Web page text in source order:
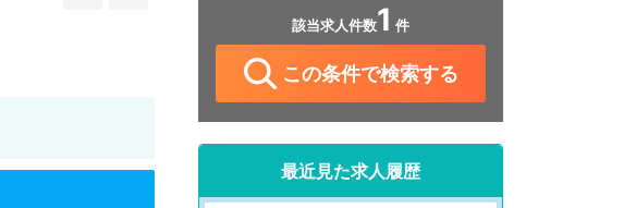
該当求人件数1 件
この条件で検索する
最近見た求人履歴